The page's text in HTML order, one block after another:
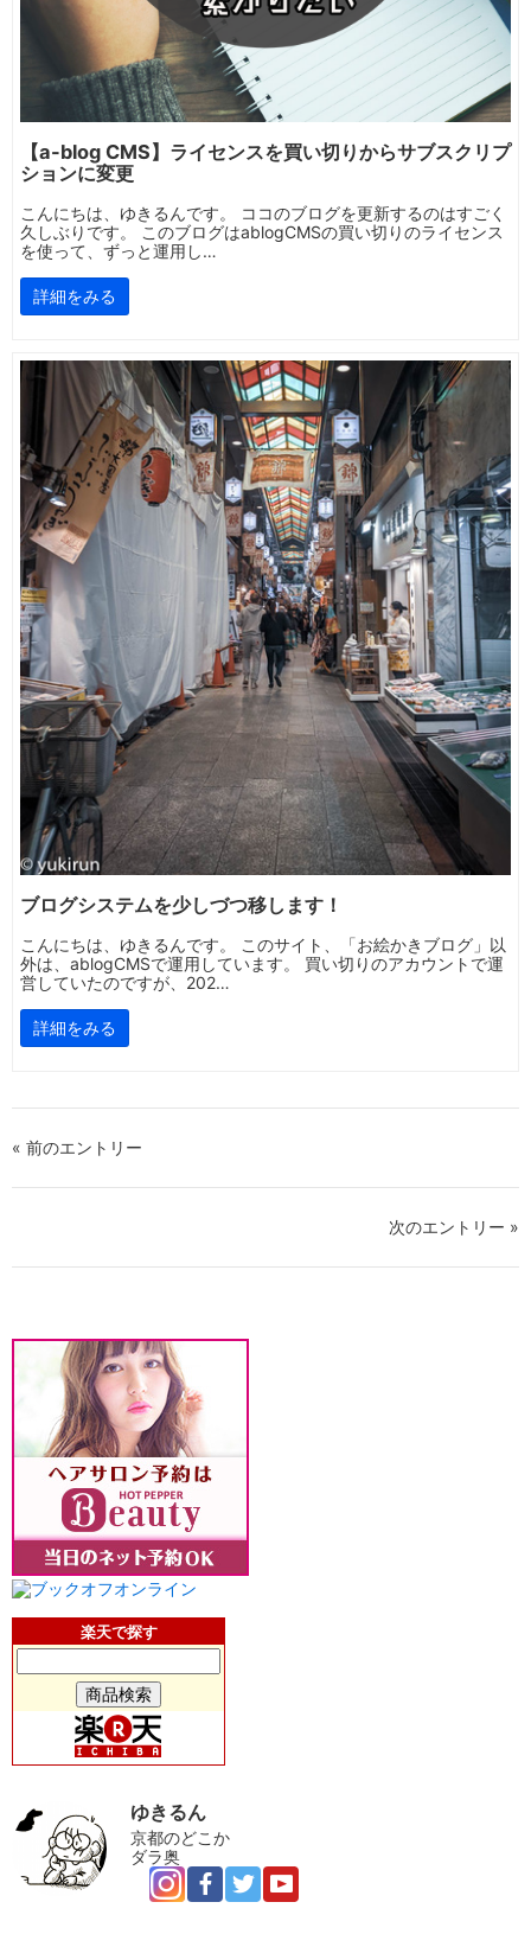
【a-blog CMS】ライセンスを買い切りからサブスクリプ
ションに変更
こんにちは、ゆきるんです。 ココのブログを更新するのはすごく
久しぶりです。 このブログはablogCMSの買い切りのライセンス
を使って、ずっと運用し…
詳細をみる
ブログシステムを少しづつ移します！
こんにちは、ゆきるんです。 このサイト、「お絵かきブログ」以
外は、ablogCMSで運用しています。 買い切りのアカウントで運
営していたのですが、202…
詳細をみる
« 前のエントリー
次のエントリー »
楽天で探す
ゆきるん
京都のどこか
ダラ奥